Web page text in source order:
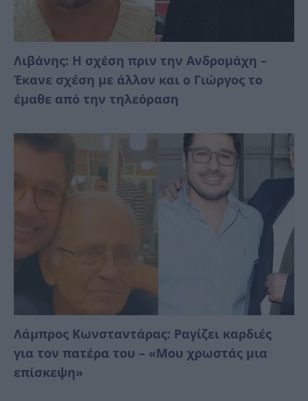
Λιβάνης: Η σχέση πριν την Ανδρομάχη –
Έκανε σχέση με άλλον και ο Γιώργος το
έμαθε από την τηλεόραση
Λάμπρος Κωνσταντάρας: Ραγίζει καρδιές
για τον πατέρα του – «Μου χρωστάς μια
επίσκεψη»